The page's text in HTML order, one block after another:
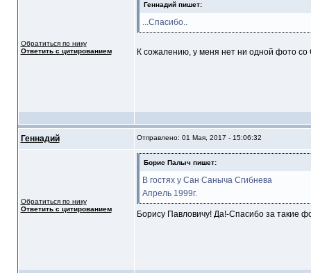
Обратиться по нику
Ответить с цитированием
Геннадий пишет:
...Спасибо..
К сожалению, у меня нет ни одной фото
Геннадий Отправлено: 01 Мая, 2017 - 15:06:32
Обратиться по нику
Ответить с цитированием
Борис Палыч пишет:
В гостях у Сан Саныча Сгибнева
Апрель 1999г.
Борису Павловичу! Да!-Спасибо за такие